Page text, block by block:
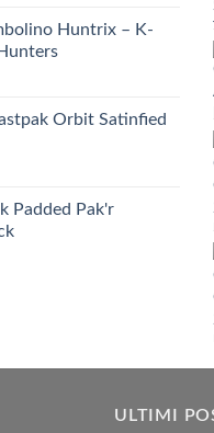
Huntrix – K-
Orbit Satinfied
Padded Pak'r
ULTIMI